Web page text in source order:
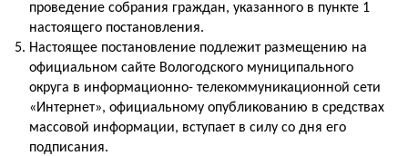
проведение собрания граждан, указанного в пункте 1
настоящего постановления.
Настоящее постановление подлежит размещению на
официальном сайте Вологодского муниципального
округа в информационно- телекоммуникационной сети
«Интернет», официальному опубликованию в средствах
массовой информации, вступает в силу со дня его
подписания.